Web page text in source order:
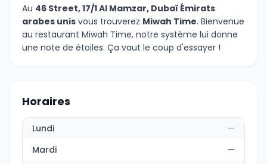
Au 46 Street, 17/1 Al Mamzar, Dubaï Émirats
arabes unis vous trouverez Miwah Time. Bienvenue
au restaurant Miwah Time, notre système lui donne
une note de étoiles. Ça vaut le coup d'essayer !
Horaires
Lundi
—
Mardi
—